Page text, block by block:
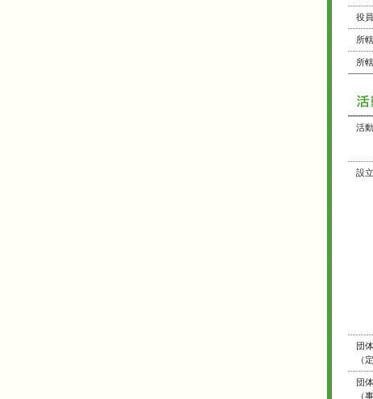
役
所
所
活
設
団
（
団
（